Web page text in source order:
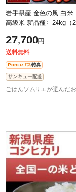
岩手県産 金色の風 白米
高級米 新品種〉24kg（
は窒素充填包装】お米
202
27,700円
送料無料
Pontaパス特典
サンキュー配送